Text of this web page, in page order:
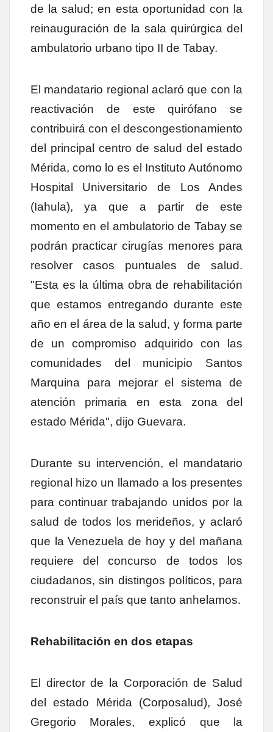
de la salud; en esta oportunidad con la
reinauguración de la sala quirúrgica del
ambulatorio urbano tipo II de Tabay.
El mandatario regional aclaró que con la
reactivación de este quirófano se
contribuirá con el descongestionamiento
del principal centro de salud del estado
Mérida, como lo es el Instituto Autónomo
Hospital Universitario de Los Andes
(Iahula), ya que a partir de este
momento en el ambulatorio de Tabay se
podrán practicar cirugías menores para
resolver casos puntuales de salud.
"Esta es la última obra de rehabilitación
que estamos entregando durante este
año en el área de la salud, y forma parte
de un compromiso adquirido con las
comunidades del municipio Santos
Marquina para mejorar el sistema de
atención primaria en esta zona del
estado Mérida", dijo Guevara.
Durante su intervención, el mandatario
regional hizo un llamado a los presentes
para continuar trabajando unidos por la
salud de todos los merideños, y aclaró
que la Venezuela de hoy y del mañana
requiere del concurso de todos los
ciudadanos, sin distingos políticos, para
reconstruir el país que tanto anhelamos.
Rehabilitación en dos etapas
El director de la Corporación de Salud
del estado Mérida (Corposalud), José
Gregorio Morales, explicó que la